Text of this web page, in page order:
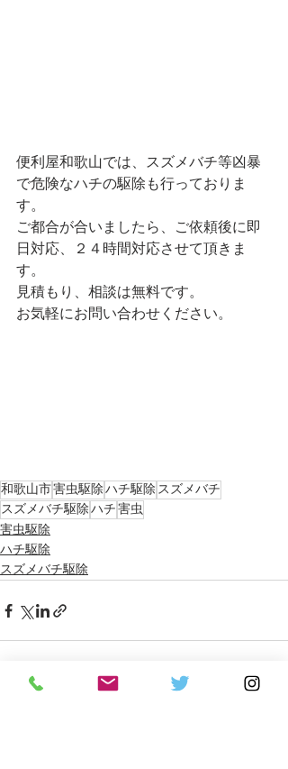
便利屋和歌山では、スズメバチ等凶暴
で危険なハチの駆除も行っておりま
す。
ご都合が合いましたら、ご依頼後に即
日対応、２４時間対応させて頂きま
す。
見積もり、相談は無料です。
お気軽にお問い合わせください。
和歌山市害虫駆除ハチ駆除 スズメバチ
スズメバチ駆除ハチ害虫
害虫駆除
ハチ駆除
スズメバチ駆除